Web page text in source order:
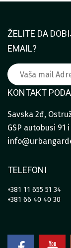
ŽELITE DA
EMAIL?
KONTAKT
Savska 2đ,
GSP autobusi 91 i
TELEFONI
+381 11 655 51 34
+381 66 40 40 30